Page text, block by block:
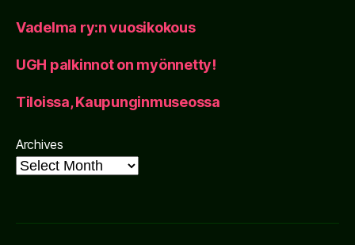
Vadelma ry:n vuosikokous
UGH palkinnot on myönnetty!
Tiloissa, Kaupunginmuseossa
Archives